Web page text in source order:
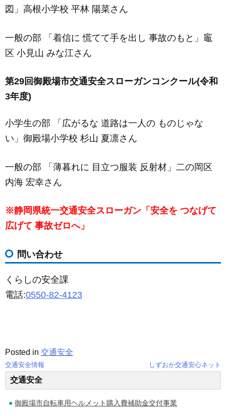
図」高根小学校 平林 陽菜さん
一般の部 「着信に 慌てて手を出し 事故のもと」竈
区 小見山 みな江さん
第29回御殿場市交通安全スローガンコンクール(令和
3年度)
小学生の部 「広がるな 道路は一人の ものじゃな
い」御殿場小学校 杉山 夏凛さん
一般の部 「薄暮れに 目立つ服装 反射材」二の岡区
内海 宏幸さん
※静岡県統一交通安全スローガン「安全を つなげて
広げて 事故ゼロへ」
問い合わせ
くらしの安全課
電話:0550-82-4123
Posted in 交通安全
投
交通安全情報 しずおか交通安心ネット
交通安全
御殿場市自転車用ヘルメット購入費補助金交付事業